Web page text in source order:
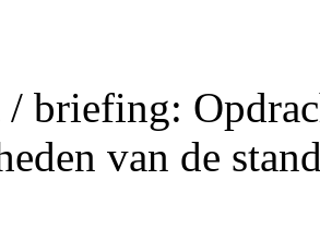
/ briefing:
van de